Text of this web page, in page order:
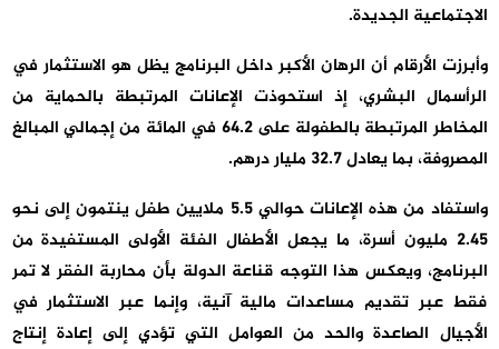
الاجتماعية الجديدة.
وأبرزت الأرقام أن الرهان الأكبر داخل البرنامج يظل هو الاستثمار في
الرأسمال البشري، إذ استحوذت الإعانات المرتبطة بالحماية من
المخاطر المرتبطة بالطفولة على 64.2 في المائة من إجمالي المبالغ
المصروفة، بما يعادل 32.7 مليار درهم.
واستفاد من هذه الإعانات حوالي 5.5 ملايين طفل ينتمون إلى نحو
2.45 مليون أسرة، ما يجعل الأطفال الفئة الأولى المستفيدة من
البرنامج، ويعكس هذا التوجه قناعة الدولة بأن محاربة الفقر لا تمر
فقط عبر تقديم مساعدات مالية آنية، وإنما عبر الاستثمار في
الأجيال الصاعدة والحد من العوامل التي تؤدي إلى إعادة إنتاج